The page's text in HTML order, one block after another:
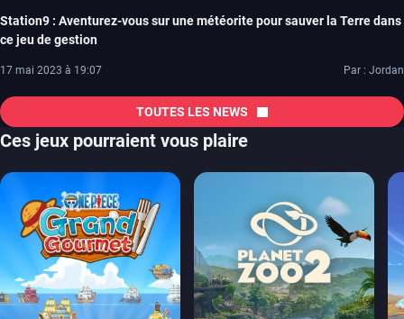
Station9 : Aventurez-vous sur une météorite pour sauver la Terre dans
ce jeu de gestion
17 mai 2023 à 19:07 Par : Jordan
TOUTES LES NEWS
Ces jeux pourraient vous plaire